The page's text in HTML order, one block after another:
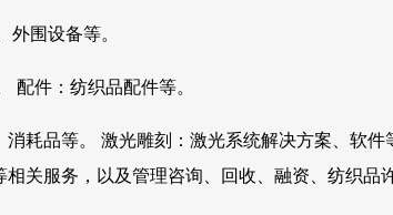
围设备等。
配件：纺织品配件等。
耗品等。 激光雕刻：激光系统解决方案、软
关服务，以及管理咨询、回收、融资、纺织品